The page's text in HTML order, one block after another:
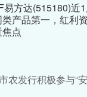
方达(515180)近
产品第一，红利
点
农发行积极参与“